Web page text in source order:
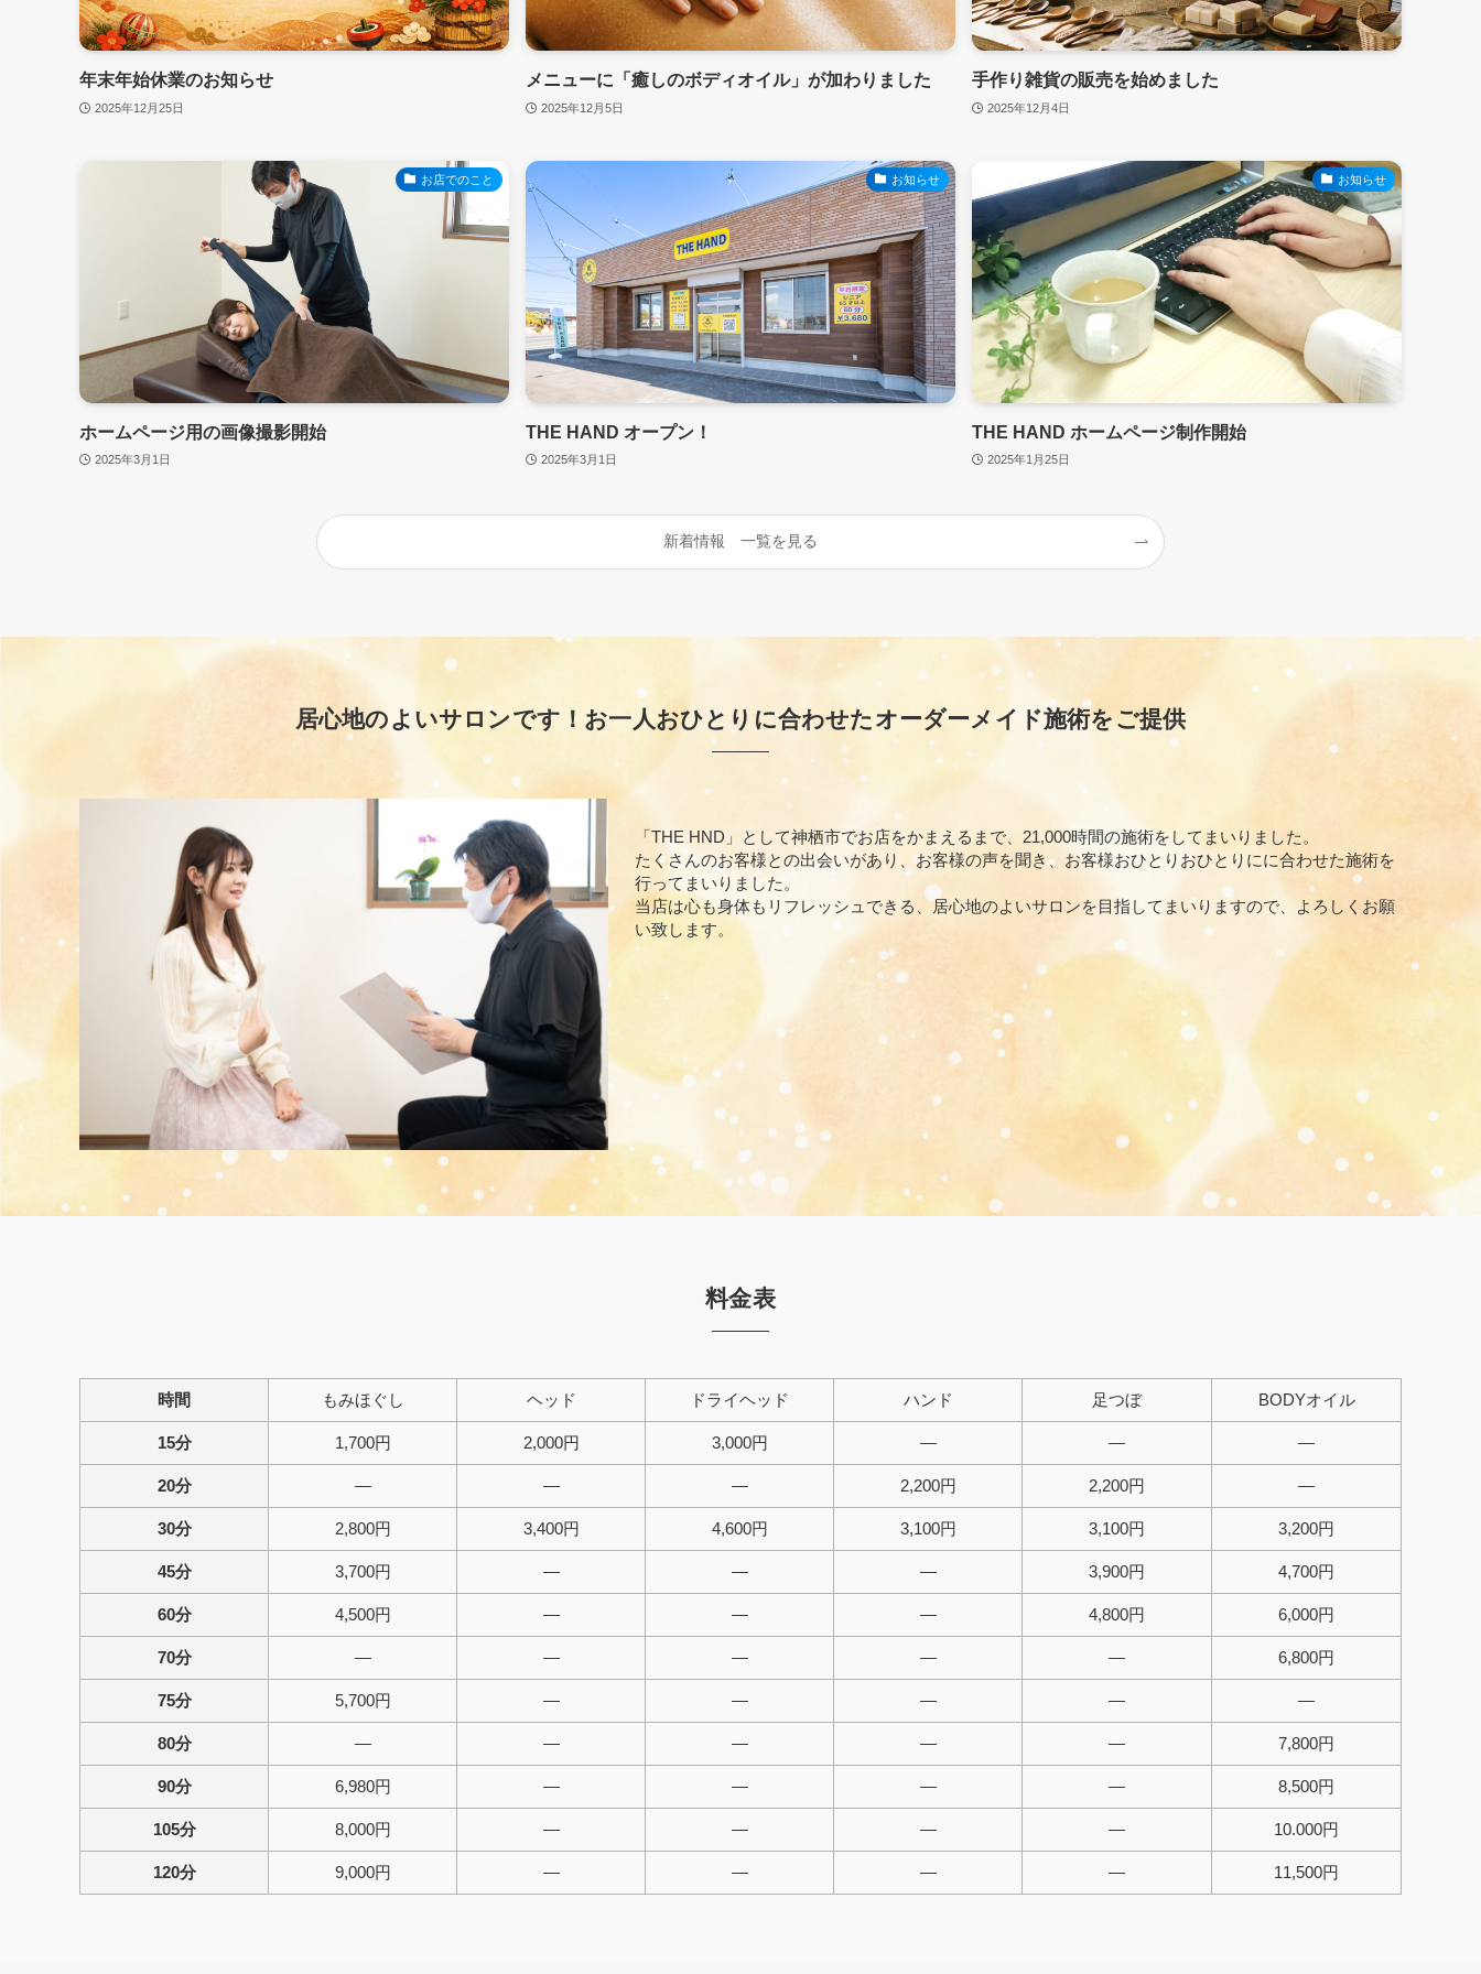
年末年始休業のお知らせ
2025年12月25日
メニューに「癒しのボディオイル」が加わりました
2025年12月5日
手作り雑貨の販売を始めました
2025年12月4日
お店でのこと
ホームページ用の画像撮影開始
2025年3月1日
お知らせ
THE HAND オープン！
2025年3月1日
お知らせ
THE HAND ホームページ制作開始
2025年1月25日
新着情報 一覧を見る
居心地のよいサロンです！お一人おひとりに合わせたオーダーメイド施術をご提供
「THE HND」として神栖市でお店をかまえるまで、21,000時間の施術をしてまいりました。
たくさんのお客様との出会いがあり、お客様の声を聞き、お客様おひとりおひとりにに合わせた施術を
行ってまいりました。
当店は心も身体もリフレッシュできる、居心地のよいサロンを目指してまいりますので、よろしくお願
い致します。
料金表
時間 もみほぐし ヘッド ドライヘッド ハンド 足つぼ BODYオイル
15分 1,700円 2,000円 3,000円 — — —
20分 — — — 2,200円 2,200円 —
30分 2,800円 3,400円 4,600円 3,100円 3,100円 3,200円
45分 3,700円 — — — 3,900円 4,700円
60分 4,500円 — — — 4,800円 6,000円
70分 — — — — — 6,800円
75分 5,700円 — — — — —
80分 — — — — — 7,800円
90分 6,980円 — — — — 8,500円
105分 8,000円 — — — — 10.000円
120分 9,000円 — — — — 11,500円